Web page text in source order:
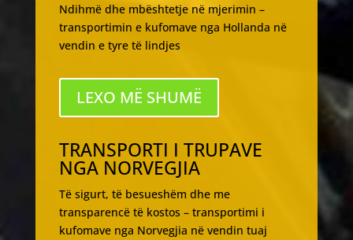
Ndihmë dhe mbështetje në mjerimin –
transportimin e kufomave nga Hollanda në
vendin e tyre të lindjes
LEXO MË SHUMË
TRANSPORTI I TRUPAVE
NGA NORVEGJIA
Të sigurt, të besueshëm dhe me
transparencë të kostos – transportimi i
kufomave nga Norvegjia në vendin tuaj